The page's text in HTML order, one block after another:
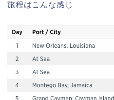
旅程はこんな感じ